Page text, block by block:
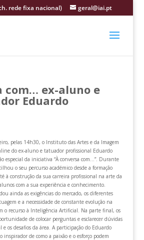
rede fixa nacional) geral@iai.pt
com… ex-aluno e
Eduardo
pelas 14h30, o Instituto das Artes e da Imagem
do ex-aluno e tatuador profissional Eduardo
especial da iniciativa “À conversa com…”. Durante
o seu percurso académico desde a formação
à construção da sua carreira profissional na arte da
com a sua experiência e conhecimento.
ainda as exigências do mercado, os diferentes
e a necessidade de constante evolução na
o recurso à Inteligência Artificial. Na parte final, os
de colocar perguntas e esclarecer dúvidas
os desafios da área. A participação do Eduardo
inspirador de como a paixão e o esforço podem